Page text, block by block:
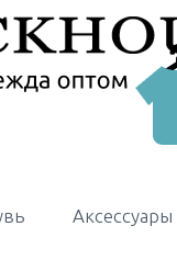
Аксессуары